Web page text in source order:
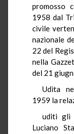
promosso
1958 dal
civile
nazionale
22 del
nella
del 21
Udita
1959 la
uditi gli
Luciano